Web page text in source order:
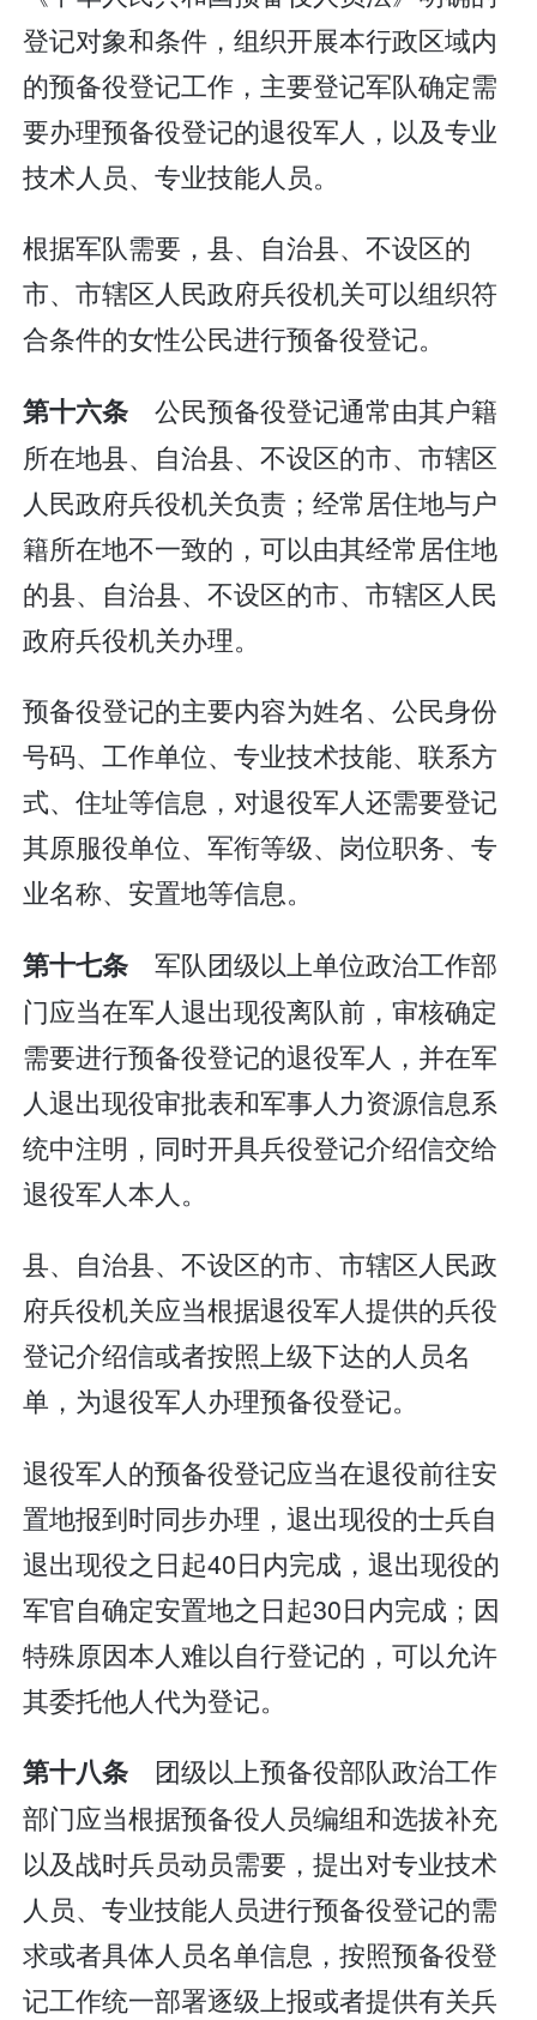
登记对象和条件，组织开展本行政区域内
的预备役登记工作，主要登记军队确定需
要办理预备役登记的退役军人，以及专业
技术人员、专业技能人员。
根据军队需要，县、自治县、不设区的
市、市辖区人民政府兵役机关可以组织符
合条件的女性公民进行预备役登记。
第十六条公民预备役登记通常由其户籍
所在地县、自治县、不设区的市、市辖区
人民政府兵役机关负责；经常居住地与户
籍所在地不一致的，可以由其经常居住地
的县、自治县、不设区的市、市辖区人民
政府兵役机关办理。
预备役登记的主要内容为姓名、公民身份
号码、工作单位、专业技术技能、联系方
式、住址等信息，对退役军人还需要登记
其原服役单位、军衔等级、岗位职务、专
业名称、安置地等信息。
第十七条军队团级以上单位政治工作部
门应当在军人退出现役离队前，审核确定
需要进行预备役登记的退役军人，并在军
人退出现役审批表和军事人力资源信息系
统中注明，同时开具兵役登记介绍信交给
退役军人本人。
县、自治县、不设区的市、市辖区人民政
府兵役机关应当根据退役军人提供的兵役
登记介绍信或者按照上级下达的人员名
单，为退役军人办理预备役登记。
退役军人的预备役登记应当在退役前往安
置地报到时同步办理，退出现役的士兵自
退出现役之日起40日内完成，退出现役的
军官自确定安置地之日起30日内完成；因
特殊原因本人难以自行登记的，可以允许
其委托他人代为登记。
第十八条 团级以上预备役部队政治工作
部门应当根据预备役人员编组和选拔补充
以及战时兵员动员需要，提出对专业技术
人员、专业技能人员进行预备役登记的需
求或者具体人员名单信息，按照预备役登
记工作统一部署逐级上报或者提供有关兵